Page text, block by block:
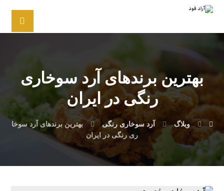
بهترین برندهای آرد سوخاری
رنگی در ایران
وبلاگ آرد سوخاری رنگی
بهترین برندهای آرد سوخا
ری رنگی در ایران